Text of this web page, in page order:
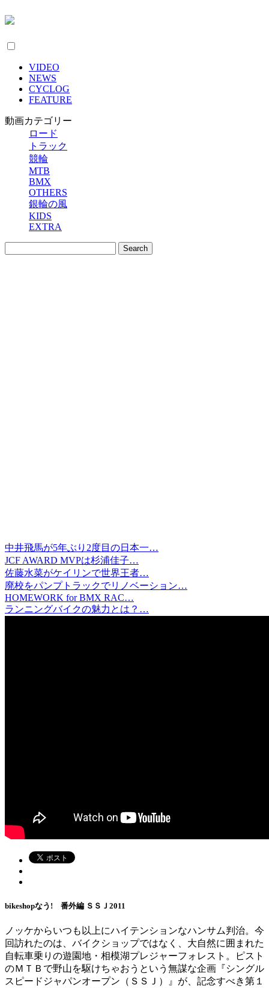
VIDEO
NEWS
CYCLOG
FEATURE
動画カテゴリー
ロード
トラック
競輪
MTB
BMX
OTHERS
銀輪の風
KIDS
EXTRA
中井飛馬が5年ぶり2度目の日本一…
JCF AWARD MVPは杉浦佳子…
佐藤水菜がケイリンで世界王者…
廃校をパンプトラックでリノベーション…
HOMEWORK for BMX RAC…
ランニングバイクの魅力とは？…
bikeshopなう! 番外編 ＳＳＪ2011
ノッケからいつも以上にハイテンションなハンサム判治。今
回訪れたのは、バイクショップではなく、大自然に囲まれた
自転車乗りの遊園地・相模湖プレジャーフォレスト。ピスト
のＭＴＢで野山を駆けちゃおうという無謀な企画『シングル
スピードジャパンオープン（ＳＳＪ）』が、記念すべき第１